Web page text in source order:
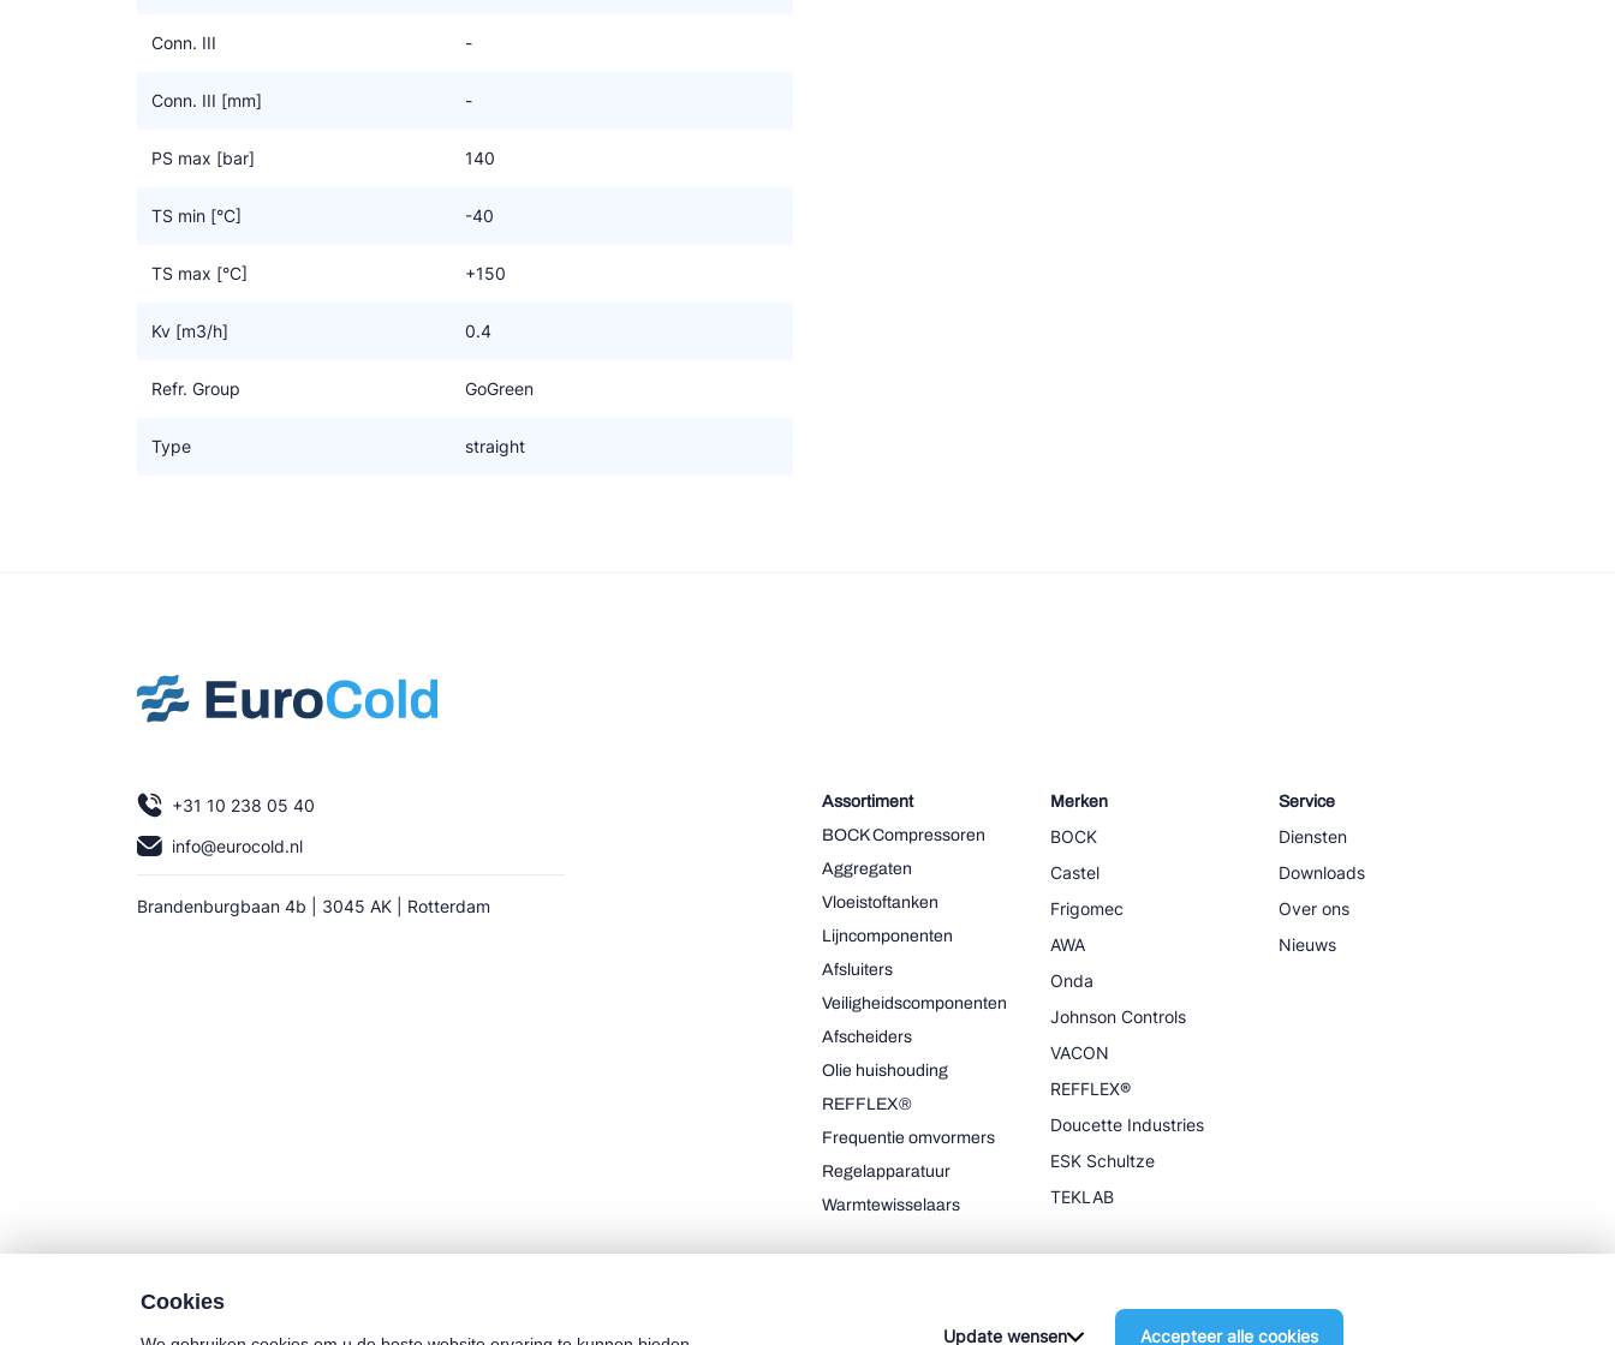
Conn. III -
Conn. III [mm] -
PS max [bar] 140
TS min [°C] -40
TS max [°C] +150
Kv [m3/h] 0.4
Refr. Group GoGreen
Type straight
+31 10 238 05 40
info@eurocold.nl
Brandenburgbaan 4b | 3045 AK | Rotterdam
Assortiment
BOCK Compressoren
Aggregaten
Vloeistoftanken
Lijncomponenten
Afsluiters
Veiligheidscomponenten
Afscheiders
Olie huishouding
REFFLEX®
Frequentie omvormers
Regelapparatuur
Warmtewisselaars
Merken
BOCK
Castel
Frigomec
AWA
Onda
Johnson Controls
VACON
REFFLEX®
Doucette Industries
ESK Schultze
TEKLAB
Service
Diensten
Downloads
Over ons
Nieuws
Cookies
Update wensen Accepteer alle cookies